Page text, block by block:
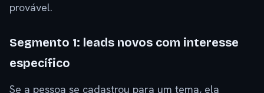
provável.
Segmento 1: leads novos com interesse
específico
Se a pessoa se cadastrou para um tema, ela